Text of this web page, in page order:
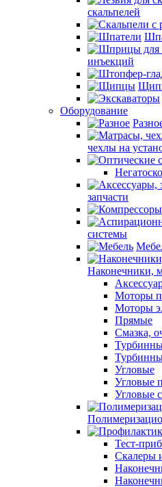
скальпелей
инъекций
Оборудование
чехлы на
запчасти
системы
Наконечники,
Моторы
Моторы
Прямые
Смазка,
Угловые
Угловые
Угловые
Тест-
Скалеры